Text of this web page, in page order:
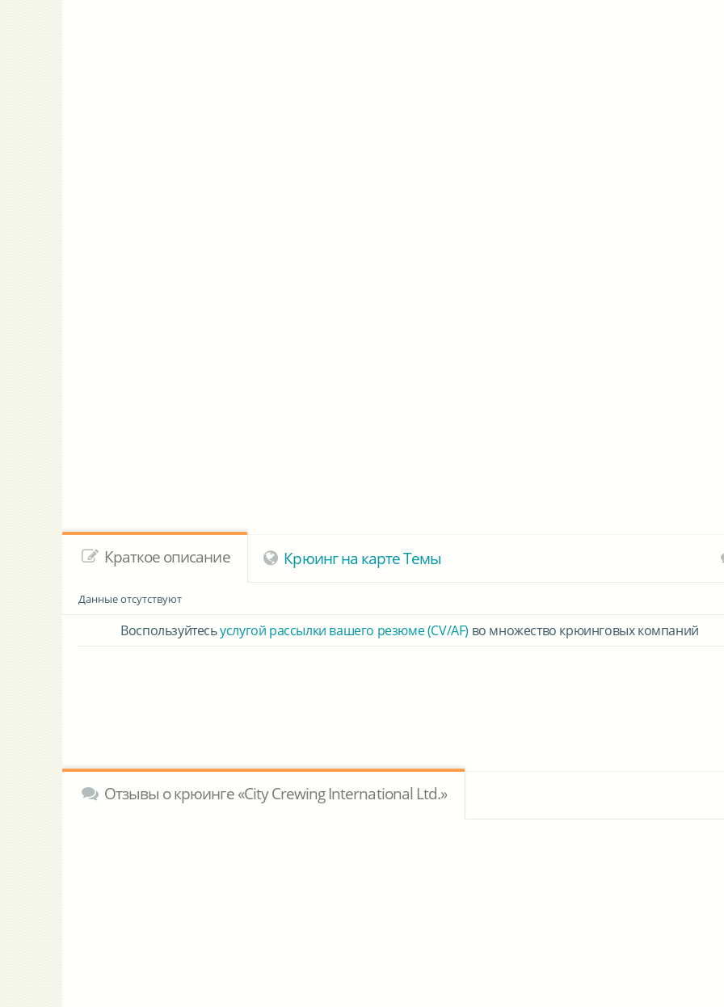
Краткое описание Крюинг на карте Темы
Данные отсутствуют
Воспользуйтесьуслугой рассылки вашего резюме (CV/AF) во множество крюинговых компаний
Отзывы о крюинге «City Crewing International Ltd.»